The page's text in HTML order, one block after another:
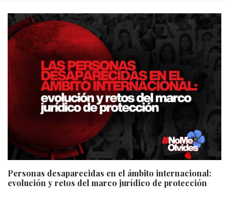
Personas desaparecidas en el ámbito internacional:
evolución y retos del marco jurídico de protección